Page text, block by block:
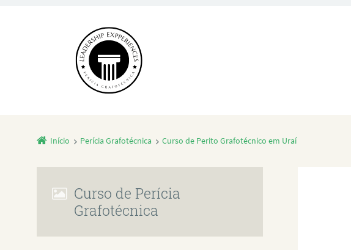
Início Perícia Grafotécnica Curso de Perito Grafotécnico em Uraí
Curso de Perícia
Grafotécnica